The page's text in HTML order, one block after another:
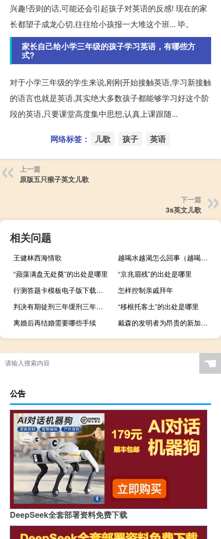
兴趣!否则的话,可能还会引起孩子对英语的反感! 现在的家
长都望子成龙心切,往往给小孩报一大堆这个班... 毕。
家长自己给小学三年级的孩子学习英语，有哪些方
式?
对于小学三年级的学生来说,刚刚开始接触英语,学习新接触
的语言也就是英语,其实绝大多数孩子都能够学习好这个阶
段的英语,只要课堂高度集中思想,认真上课跟随...
网络标签： 儿歌 孩子 英语
上一篇
原版五只猴子英文儿歌
下一篇
3s英文儿歌
相关问题
王健林西海情歌
越喝水越渴怎么回事（越喝水越渴怎么回事）
“蘋藻满盘无处奠”的出处是哪里
“京兆眉残”的出处是哪里
行测答题卡模板电子版下载（行测答题卡模板）
怎样控制亲戚拜年
判决有期徒刑三年缓刑三年是什么意思
“移根托客土”的出处是哪里
离婚后再结婚需要哪些手续
戴森的发明者为昂贵的新加坡顶层公寓筹集了7880万美元
☚
公告
DeepSeek全套部署资料免费下载